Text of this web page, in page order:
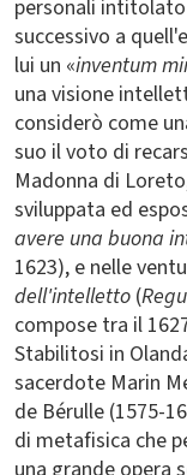
personali intitolato
successivo a
lui un «inventum
una visione
considerò come
suo il voto di
Madonna di
sviluppata ed
avere una buona
1623), e nelle
dell'intelletto (
compose tra il
Stabilitosi in
sacerdote Marin
de Bérulle (1575-
di metafisica che